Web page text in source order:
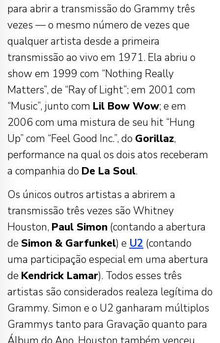
para abrir a transmissão do Grammy três
vezes — o mesmo número de vezes que
qualquer artista desde a primeira
transmissão ao vivo em 1971. Ela abriu o
show em 1999 com “Nothing Really
Matters”, de “Ray of Light”; em 2001 com
“Music”, junto com Lil Bow Wow; e em
2006 com uma mistura de seu hit “Hung
Up” com “Feel Good Inc.”, do Gorillaz,
performance na qual os dois atos receberam
a companhia do De La Soul.
Os únicos outros artistas a abrirem a
transmissão três vezes são Whitney
Houston, Paul Simon (contando a abertura
de Simon & Garfunkel) e U2 (contando
uma participação especial em uma abertura
de Kendrick Lamar). Todos esses três
artistas são considerados realeza legítima do
Grammy. Simon e o U2 ganharam múltiplos
Grammys tanto para Gravação quanto para